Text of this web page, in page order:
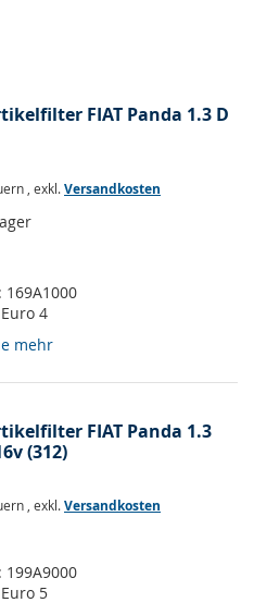
FIAT Panda 1.3 D
, exkl.Versandkosten
169A1000
Euro 4
mehr
FIAT Panda 1.3
(312)
, exkl.Versandkosten
199A9000
Euro 5